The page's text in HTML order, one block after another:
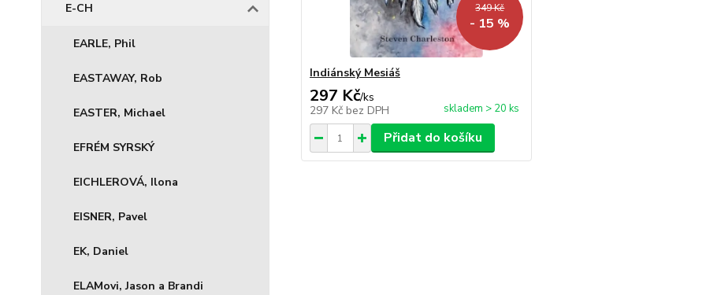
E-CH
EARLE, Phil
EASTAWAY, Rob
EASTER, Michael
EFRÉM SYRSKÝ
EICHLEROVÁ, Ilona
EISNER, Pavel
EK, Daniel
ELAMovi, Jason a Brandi
349 Kč
- 15 %
Indiánský Mesiáš
297 Kč/ks
297 Kč bez DPH skladem > 20 ks
Přidat do košíku